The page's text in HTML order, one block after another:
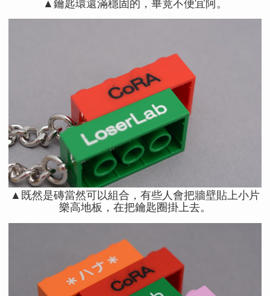
▲鑰匙環還滿穩固的，畢竟不便宜阿。
▲既然是磚當然可以組合，有些人會把牆壁貼上小片
樂高地板，在把鑰匙圈掛上去。